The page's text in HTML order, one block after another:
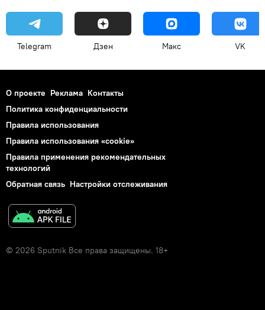
Telegram Дзен Макс VK
О проекте Реклама Контакты
Политика конфиденциальности
Правила использования
Правила использования «cookie»
Правила применения рекомендательных
технологий
Обратная связь Настройки отслеживания
© 2026 Sputnik Все права защищены. 18+